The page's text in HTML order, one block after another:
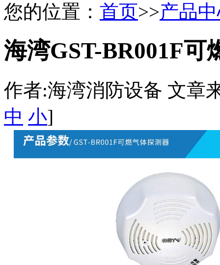
您的位置： 首页>>产品
海湾GST-BR001F可
作者:海湾消防设备 文章
中 小]